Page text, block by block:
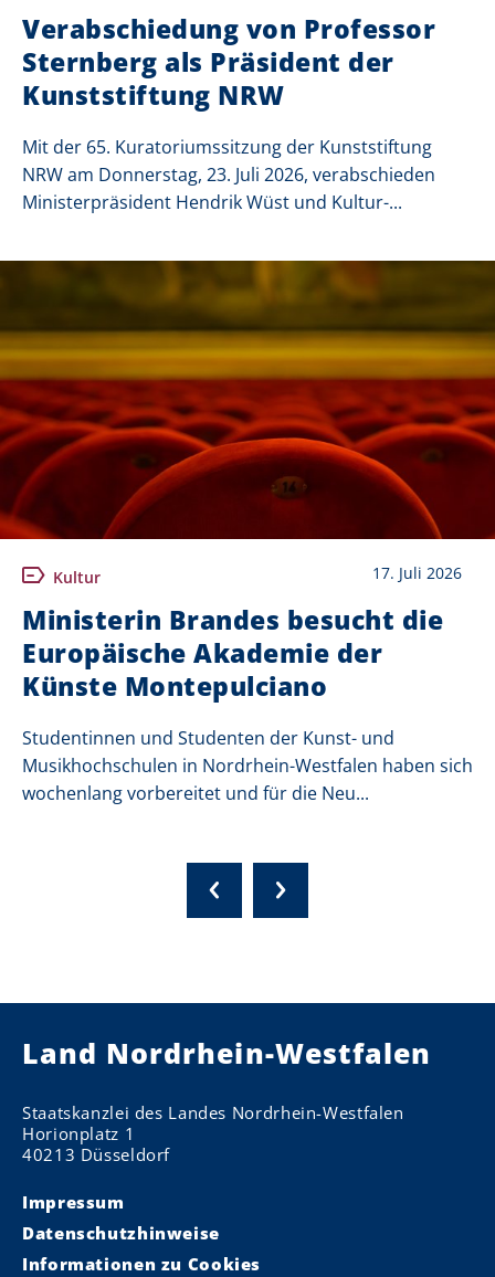
Verabschiedung von Professor
Sternberg als Präsident der
Kunststiftung NRW
Mit der 65. Kuratoriumssitzung der Kunststiftung
NRW am Donnerstag, 23. Juli 2026, verabschieden
Ministerpräsident Hendrik Wüst und Kultur-...
Kultur 17. Juli 2026
Ministerin Brandes besucht die
Europäische Akademie der
Künste Montepulciano
Studentinnen und Studenten der Kunst- und
Musikhochschulen in Nordrhein-Westfalen haben sich
wochenlang vorbereitet und für die Neu...
Land Nordrhein-Westfalen
Staatskanzlei des Landes Nordrhein-Westfalen
Horionplatz 1
40213 Düsseldorf
Impressum
Datenschutzhinweise
Informationen zu Cookies